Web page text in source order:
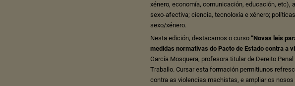
xénero, economía, comunicación, educación, etc),
sexo-afectiva; ciencia, tecnoloxía e xénero;
sexo/xénero.
Nesta edición, destacamos o curso “Novas leis
medidas normativas do Pacto de Estado contra a
García Mosquera, profesora titular de Dereito
Traballo. Cursar esta formación permitiunos
contra as violencias machistas, e ampliar os